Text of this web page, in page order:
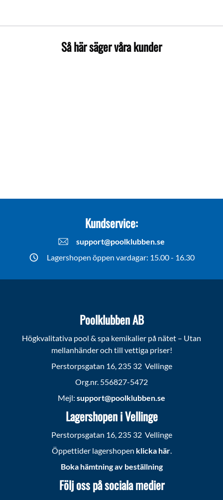
Så här säger våra kunder
Kundservice:
support@poolklubben.se
Lagershopen öppen vardagar: 15.00 - 16.30
Poolklubben AB
Högkvalitativa pool & spa kemikalier på nätet – Utan
mellanhänder och till vettiga priser!
Perstorpsgatan 16, 235 32 Vellinge
Org.nr. 556827-5472
Mejl: support@poolklubben.se
Lagershopen i Vellinge
Perstorpsgatan 16, 235 32 Vellinge
Öppettider lagershopen klicka här.
Boka hämtning av beställning
Följ oss på sociala medier